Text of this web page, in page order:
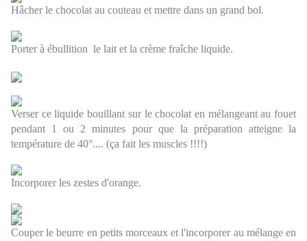
Hâcher le chocolat au couteau et mettre dans un grand bol.
Porter à ébullition le lait et la crème fraîche liquide.
Verser ce liquide bouillant sur le chocolat en mélangeant au fouet
pendant 1 ou 2 minutes pour que la préparation atteigne la
température de 40°.... (ça fait les muscles !!!!)
Incorporer les zestes d'orange.
Couper le beurre en petits morceaux et l'incorporer au mélange en